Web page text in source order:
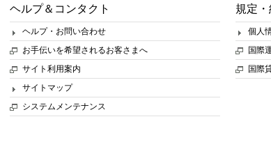
ヘルプ＆コンタクト
ヘルプ・お問い合わせ
お手伝いを希望されるお客さまへ
サイト利用案内
サイトマップ
システムメンテナンス
規定・
個人
国際
国際